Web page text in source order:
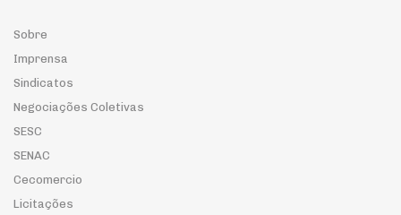
Sobre
Imprensa
Sindicatos
Negociações Coletivas
SESC
SENAC
Cecomercio
Licitações